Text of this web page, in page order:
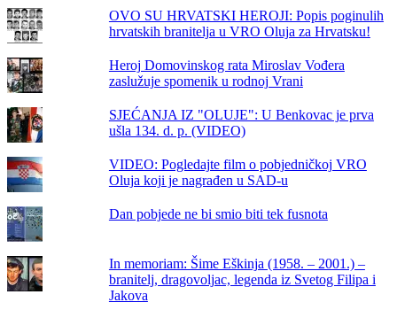
OVO SU HRVATSKI HEROJI: Popis poginulih
hrvatskih branitelja u VRO Oluja za Hrvatsku!
Heroj Domovinskog rata Miroslav Vođera
zaslužuje spomenik u rodnoj Vrani
SJEĆANJA IZ "OLUJE": U Benkovac je prva
ušla 134. d. p. (VIDEO)
VIDEO: Pogledajte film o pobjedničkoj VRO
Oluja koji je nagrađen u SAD-u
Dan pobjede ne bi smio biti tek fusnota
In memoriam: Šime Eškinja (1958. – 2001.) –
branitelj, dragovoljac, legenda iz Svetog Filipa i
Jakova